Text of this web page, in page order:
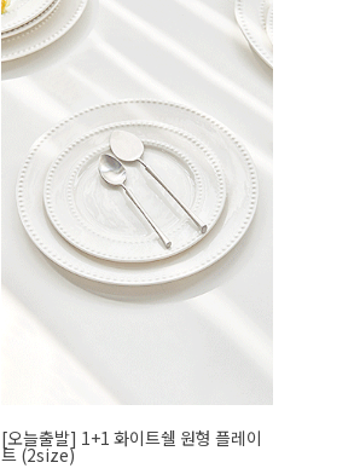
[오늘출발] 1+1 화이트쉘 원형 플레이
트 (2size)